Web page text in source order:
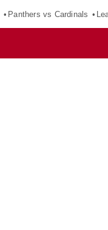
Panthers vs Cardinals